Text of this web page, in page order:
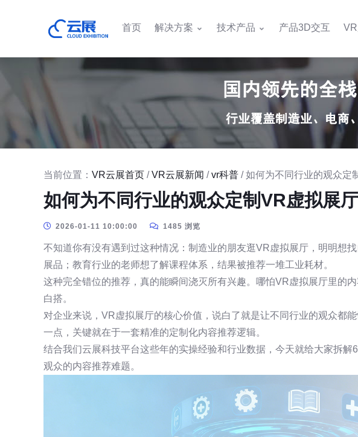
首页 解决方案 技术产品 产品3D交互
当前位置： VR云展首页 /VR云展新闻 /vr科普 / 如何为不同行业的观众定
如何为不同行业的观众定制VR虚拟展
2026-01-11 10:00:00 1485 浏览
不知道你有没有遇到过这种情况：制造业的朋友逛VR虚拟展厅，明明想
展品；教育行业的老师想了解课程体系，结果被推荐一堆工业耗材。
这种完全错位的推荐，真的能瞬间浇灭所有兴趣。哪怕VR虚拟展厅里的
白搭。
对企业来说，VR虚拟展厅的核心价值，说白了就是让不同行业的观众都
一点，关键就在于一套精准的定制化内容推荐逻辑。
结合我们云展科技平台这些年的实操经验和行业数据，今天就给大家拆解
观众的内容推荐难题。